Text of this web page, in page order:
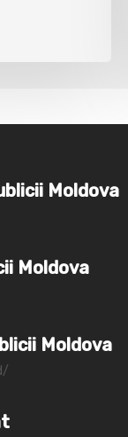
Moldova
Moldova
Moldova